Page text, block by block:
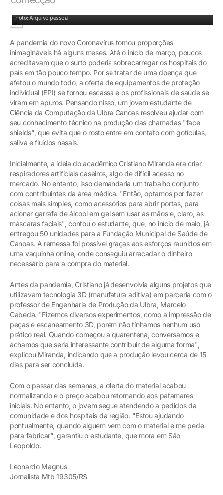
Foto: Arquivo pessoal
A pandemia do novo Coronavírus tomou proporções
inimagináveis há alguns meses. Até o início de março, poucos
acreditavam que o surto poderia sobrecarregar os hospitais do
país em tão pouco tempo. Por se tratar de uma doença que
afetou o mundo todo, a oferta de equipamentos de proteção
individual (EPI) se tornou escassa e os profissionais de saúde se
viram em apuros. Pensando nisso, um jovem estudante de
Ciência da Computação da Ulbra Canoas resolveu ajudar com
seu conhecimento técnico na produção das chamadas "face
shields", que evita que o rosto entre em contato com gotículas,
saliva e fluidos nasais.
Inicialmente, a ideia do acadêmico Cristiano Miranda era criar
respiradores artificiais caseiros, algo de difícil acesso no
mercado. No entanto, isso demandaria um trabalho conjunto
com contribuintes da área médica. "Então, optamos por fazer
coisas mais simples, como acessórios para abrir portas, para
acionar garrafa de álcool em gel sem usar as mãos e, claro, as
máscaras faciais", contou o estudante, que, no início de maio, já
entregou 50 unidades para a Fundação Municipal de Saúde de
Canoas. A remessa foi possível graças aos esforços reunidos em
uma vaquinha online, onde conseguiu arrecadar o dinheiro
necessário para a compra do material.
Antes da pandemia, Cristiano já desenvolvia alguns projetos que
utilizavam tecnologia 3D (manufatura aditiva) em parceria com o
professor de Engenharia de Produção da Ulbra, Marcelo
Cabeda. "Fizemos diversos experimentos, como a impressão de
peças e escaneamento 3D, porém não tínhamos nenhum uso
prático real. Quando começou a quarentena, conversamos e
achamos que seria interessante contribuir de alguma forma",
explicou Miranda, indicando que a produção levou cerca de 15
dias para ser concluída.
Com o passar das semanas, a oferta do material acabou
normalizando e o preço acabou retornando aos patamares
iniciais. No entanto, o jovem segue atendendo a pedidos da
comunidade e dos hospitais da região. "Estou ajudando
pontualmente, quando alguém vem com o material e me pede
para fabricar", garantiu o estudante, que mora em São
Leopoldo.
Leonardo Magnus
Jornalista Mtb 19305/RS